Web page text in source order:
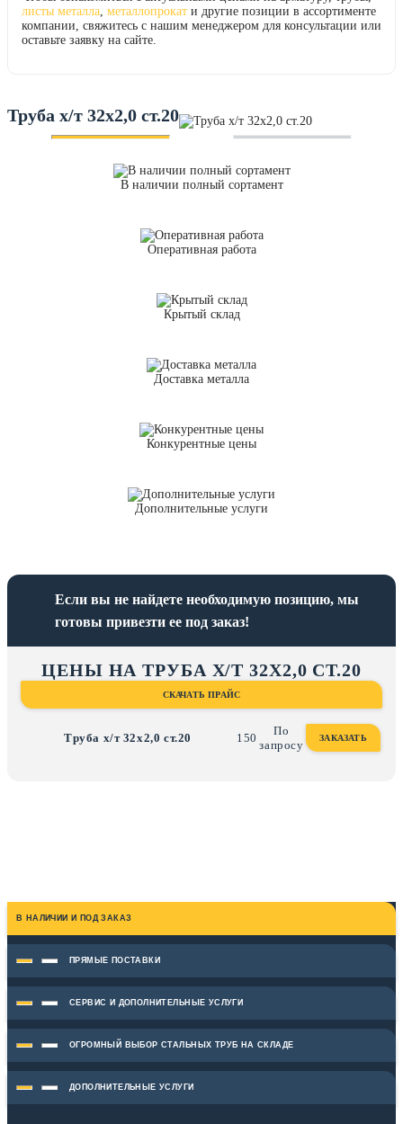
листы металла металлопрокат и другие позиции в ассортименте
компании, свяжитесь с нашим менеджером для консультации или
оставьте заявку на сайте.
Труба х/т 32х2,0 ст.20
В наличии полный сортамент
Оперативная работа
Крытый склад
Доставка металла
Конкурентные цены
Дополнительные услуги
Если вы не найдете необходимую позицию, мы
готовы привезти ее под заказ!
ЦЕНЫ НА ТРУБА Х/Т 32Х2,0 СТ.20
СКАЧАТЬ ПРАЙС
Труба х/т 32х2,0 ст.20 150
По
запросу
ЗАКАЗАТЬ
В НАЛИЧИИ И ПОД ЗАКАЗ
ПРЯМЫЕ ПОСТАВКИ
СЕРВИС И ДОПОЛНИТЕЛЬНЫЕ УСЛУГИ
ОГРОМНЫЙ ВЫБОР СТАЛЬНЫХ ТРУБ НА СКЛАДЕ
ДОПОЛНИТЕЛЬНЫЕ УСЛУГИ